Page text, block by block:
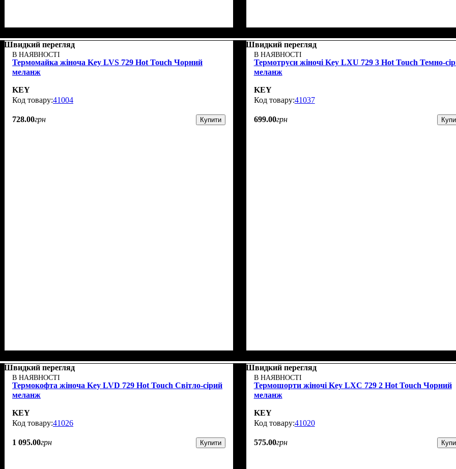
Швидкий перегляд
В НАЯВНОСТІ
Термомайка жіноча Key LVS 729 Hot Touch Чорний
меланж
KEY
41004
728.00грн Купити
Швидкий перегляд
В НАЯВНОСТІ
Термотруси жіночі Key LXU 729 3 Hot Touch Темно-
меланж
KEY
41037
699.00грн
Швидкий перегляд
В НАЯВНОСТІ
Термокофта жіноча Key LVD 729 Hot Touch Світло-сірий
меланж
KEY
41026
1 095.00грн Купити
Швидкий перегляд
В НАЯВНОСТІ
Термошорти жіночі Key LXС 729 2 Hot Touch Чорний
меланж
KEY
41020
575.00грн